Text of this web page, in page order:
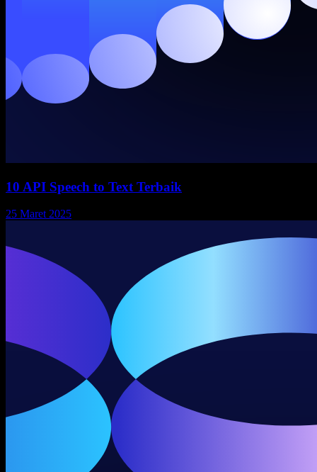
10 API Speech to Text Terbaik
25 Maret 2025